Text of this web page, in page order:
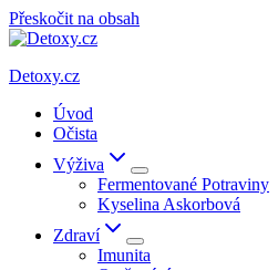
Přeskočit na obsah
Detoxy.cz
Úvod
Očista
Výživa
Fermentované Potraviny
Kyselina Askorbová
Zdraví
Imunita